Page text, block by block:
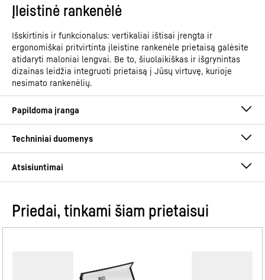
Įleistinė rankenėlė
Išskirtinis ir funkcionalus: vertikaliai ištisai įrengta ir
ergonomiškai pritvirtinta įleistine rankenėle prietaisą galėsite
atidaryti maloniai lengvai. Be to, šiuolaikiškas ir išgrynintas
dizainas leidžia integruoti prietaisą į Jūsų virtuvę, kurioje
nesimato rankenėlių.
Gaminių grupė
Laisvai pastatomas šaldiklis
Eksploatacijos instrukcija
Priedai, tinkami šiam prietaisui